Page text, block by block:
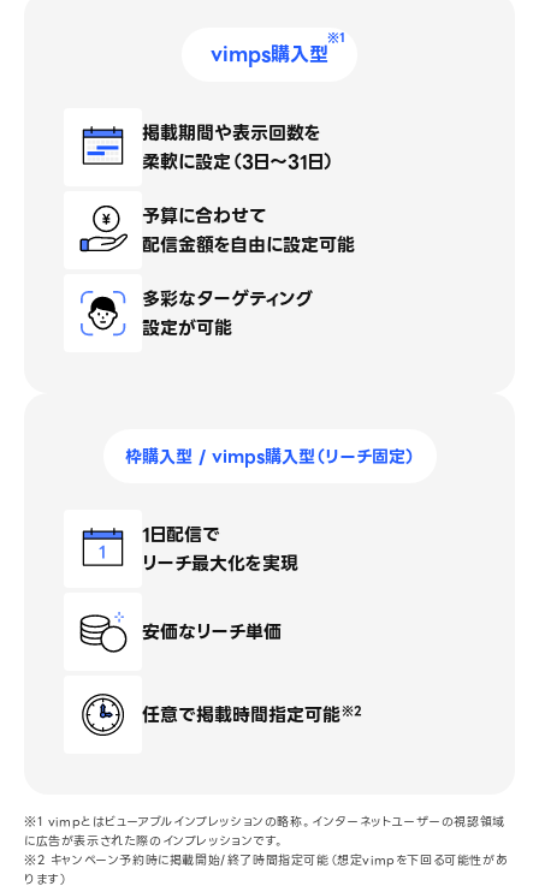
vimps購入型
※1
掲載期間や表示回数を
柔軟に設定（3日〜31日）
予算に合わせて
配信金額を自由に設定可能
多彩なターゲティング
設定が可能
枠購入型 / vimps購入型（リーチ固定）
1日配信で
リーチ最大化を実現
安価なリーチ単価
任意で掲載時間指定可能※2
※1 vimpとはビューアブルインプレッションの略称。インターネットユーザーの視認領域
に広告が表示された際のインプレッションです。
※2 キャンペーン予約時に掲載開始/終了時間指定可能（想定vimpを下回る可能性があ
ります）